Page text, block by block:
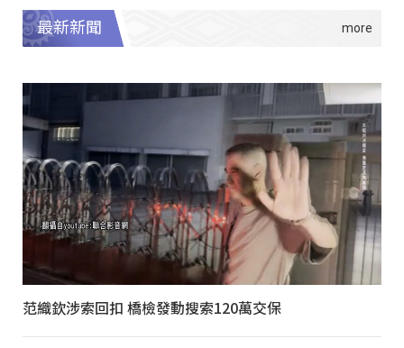
最新新聞
范織欽涉索回扣 橋檢發動搜索120萬交保